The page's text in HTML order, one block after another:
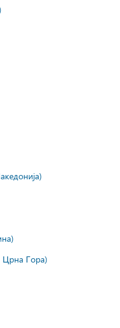
Црна Гора)